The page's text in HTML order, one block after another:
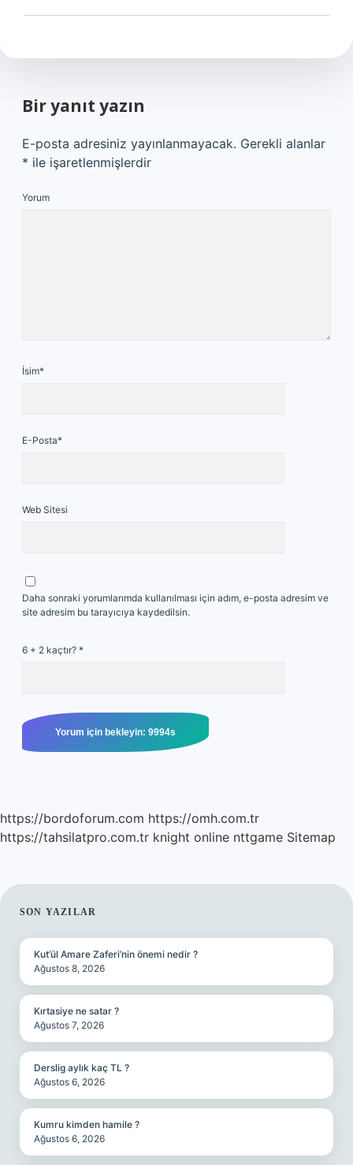
Bir yanıt yazın
E-posta adresiniz yayınlanmayacak. Gerekli alanlar
* ile işaretlenmişlerdir
Yorum
İsim*
E-Posta*
Web Sitesi
Daha sonraki yorumlarımda kullanılması için adım, e-posta adresim ve
site adresim bu tarayıcıya kaydedilsin.
6 + 2 kaçtır? *
https://bordoforum.com https://omh.com.tr
https://tahsilatpro.com.tr knight online nttgame Sitemap
SIDEBAR
SON YAZILAR
Kut’ül Amare Zaferi’nin önemi nedir ?
Ağustos 8, 2026
Kırtasiye ne satar ?
Ağustos 7, 2026
Derslig aylık kaç TL ?
Ağustos 6, 2026
Kumru kimden hamile ?
Ağustos 6, 2026